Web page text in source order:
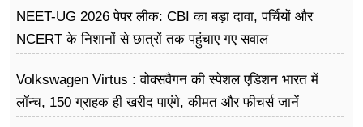
NEET-UG 2026 पेपर लीक: CBI का बड़ा दावा, पर्चियों और
NCERT के निशानों से छात्रों तक पहुंचाए गए सवाल
Volkswagen Virtus : वोक्सवैगन की स्पेशल एडिशन भारत में
लॉन्च, 150 ग्राहक ही खरीद पाएंगे, कीमत और फीचर्स जानें